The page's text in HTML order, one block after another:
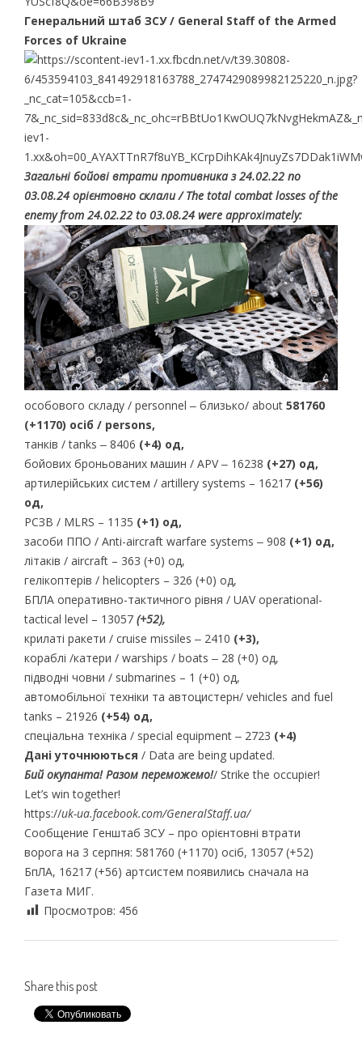
Генеральний штаб ЗСУ / General Staff of the Armed
Forces of Ukraine
Загальні бойові втрати противника з 24.02.22 по
03.08.24 орієнтовно склали / The total combat losses of the
enemy from 24.02.22 to 03.08.24 were approximately:
особового складу / personnel ‒ близько/ about 581760
(+1170) осіб / persons,
танків / tanks ‒ 8406 (+4) од,
бойових броньованих машин / APV ‒ 16238 (+27) од,
артилерійських систем / artillery systems – 16217 (+56)
од,
РСЗВ / MLRS – 1135 (+1) од,
засоби ППО / Anti-aircraft warfare systems ‒ 908 (+1) од,
літаків / aircraft – 363 (+0) од,
гелікоптерів / helicopters – 326 (+0) од,
БПЛА оперативно-тактичного рівня / UAV operational-
tactical level – 13057 (+52),
крилаті ракети / cruise missiles ‒ 2410 (+3),
кораблі /катери / warships / boats ‒ 28 (+0) од,
підводні човни / submarines – 1 (+0) од,
автомобільної техніки та автоцистерн/ vehicles and fuel
tanks – 21926 (+54) од,
спеціальна техніка / special equipment ‒ 2723 (+4)
Дані уточнюються / Data are being updated.
Бий окупанта! Разом переможемо!/ Strike the occupier!
Let’s win together!
https://uk-ua.facebook.com/GeneralStaff.ua/
Сообщение Генштаб ЗСУ – про орієнтовні втрати
ворога на 3 серпня: 581760 (+1170) осіб, 13057 (+52)
БпЛА, 16217 (+56) артсистем появились сначала на
Газета МИГ.
Просмотров: 456
Share this post